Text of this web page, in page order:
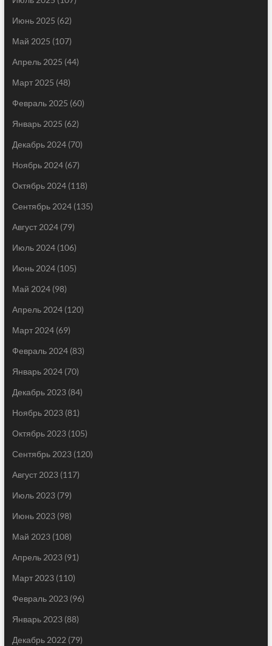
Июнь 2025 (62)
Май 2025 (107)
Апрель 2025 (44)
Март 2025 (48)
Февраль 2025 (60)
Январь 2025 (62)
Декабрь 2024(70)
Ноябрь 2024(67)
Октябрь 2024(118)
Сентябрь 2024(135)
Август 2024(79)
Июль 2024(106)
Июнь 2024(105)
Май 2024(98)
Апрель 2024(120)
Март 2024(69)
Февраль 2024(83)
Январь 2024(70)
Декабрь 2023(84)
Ноябрь 2023(81)
Октябрь 2023(105)
Сентябрь 2023(120)
Август 2023(117)
Июль 2023(79)
Июнь 2023(98)
Май 2023(108)
Апрель 2023(91)
Март 2023(110)
Февраль 2023(96)
Январь 2023(88)
Декабрь 2022 (79)